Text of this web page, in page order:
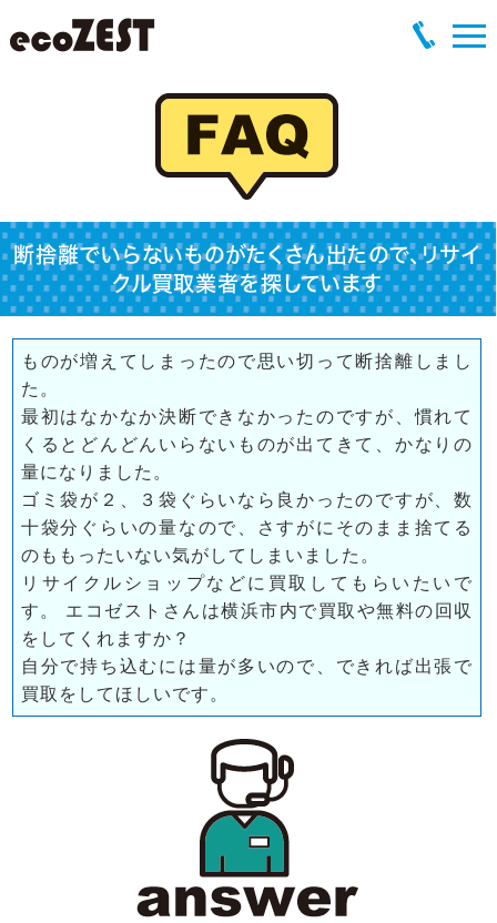
断捨離でいらないものがたくさん出たので、リサイ
クル買取業者を探しています
ものが増えてしまったので思い切って断捨離しまし
た。
最初はなかなか決断できなかったのですが、慣れて
くるとどんどんいらないものが出てきて、かなりの
量になりました。
ゴミ袋が２、３袋ぐらいなら良かったのですが、数
十袋分ぐらいの量なので、さすがにそのまま捨てる
のももったいない気がしてしまいました。
リサイクルショップなどに買取してもらいたいで
す。 エコゼストさんは横浜市内で買取や無料の回収
をしてくれますか？
自分で持ち込むには量が多いので、できれば出張で
買取をしてほしいです。